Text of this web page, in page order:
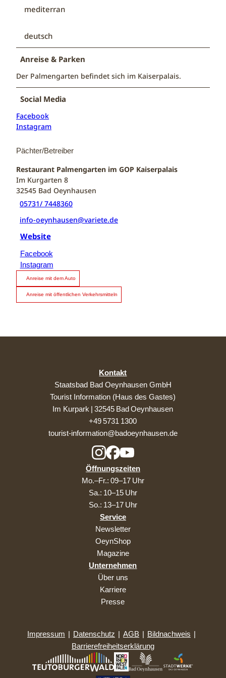
mediterran
deutsch
Anreise & Parken
Der Palmengarten befindet sich im Kaiserpalais.
Social Media
Facebook
Instagram
Pächter/Betreiber
Restaurant Palmengarten im GOP Kaiserpalais
Im Kurgarten 8
32545 Bad Oeynhausen
05731/ 7448360
info-oeynhausen@variete.de
Website
Facebook
Instagram
Anreise mit dem Auto
Anreise mit öffentlichen Verkehrsmitteln
Kontakt
Staatsbad Bad Oeynhausen GmbH
Tourist Information (Haus des Gastes)
Im Kurpark | 32545 Bad Oeynhausen
+49 5731 1300
tourist-information@badoeynhausen.de
Öffnungszeiten
Mo.–Fr.: 09–17 Uhr
Sa.: 10–15 Uhr
So.: 13–17 Uhr
Service
Newsletter
OeynShop
Magazine
Unternehmen
Über uns
Karriere
Presse
Impressum | Datenschutz | AGB | Bildnachweis |
Barrierefreiheitserklärung